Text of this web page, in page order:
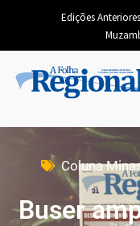
Edições Anteriores
Coluna
Buser